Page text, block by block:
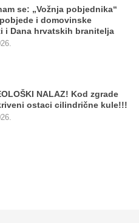
se: „Vožnja pobjednika“
i domovinske
i Dana hrvatskih branitelja
NALAZ! Kod zgrade
ostaci cilindrične kule!!!